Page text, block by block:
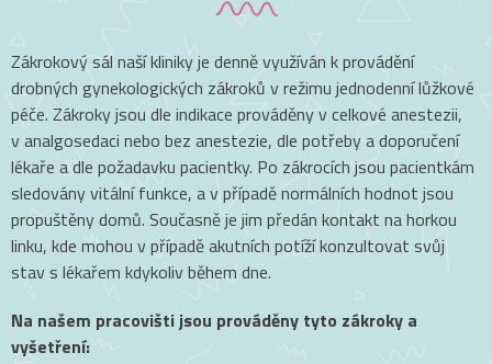
Zákrokový sál naší kliniky je denně využíván k provádění
drobných gynekologických zákroků v režimu jednodenní lůžkové
péče. Zákroky jsou dle indikace prováděny v celkové anestezii,
v analgosedaci nebo bez anestezie, dle potřeby a doporučení
lékaře a dle požadavku pacientky. Po zákrocích jsou pacientkám
sledovány vitální funkce, a v případě normálních hodnot jsou
propuštěny domů. Současně je jim předán kontakt na horkou
linku, kde mohou v případě akutních potíží konzultovat svůj
stav s lékařem kdykoliv během dne.
Na našem pracovišti jsou prováděny tyto zákroky a
vyšetření:
Vážení pacienti,
kvůli technickým problémům
momentálně nejsme schopni odbavovat